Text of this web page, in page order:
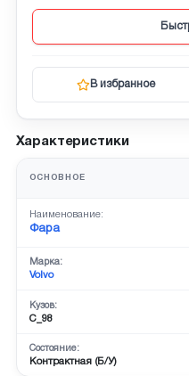
В избранное
Характеристики
ОСНОВНОЕ
Наименование:
Фара
Марка:
Volvo
Кузов:
C_98
Состояние:
Контрактная (Б/У)